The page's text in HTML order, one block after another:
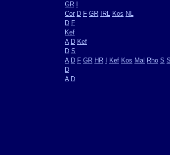
GR
Cor D F GR IRL Kos NL
D F
Kef
A D Kef
D S
A D F GR HR Kef Kos Mal Rho S
D
A D